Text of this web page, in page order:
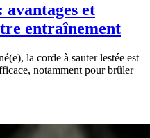
avantages et
entraînement
la corde à sauter lestée est
notamment pour brûler